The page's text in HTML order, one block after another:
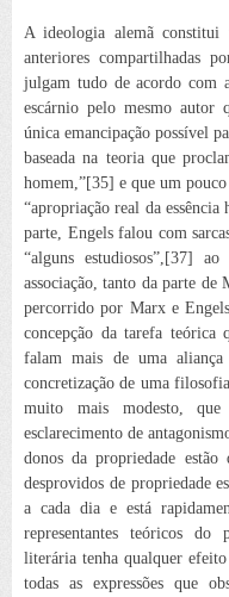
A ideologia alemãconstitui
anteriores compartilhadas
julgam tudo de acordo com
escárnio pelo mesmo
única emancipação possível
baseadana teoria que
homem,”[35] e que um
“apropriação real da essência
parte, Engels falou com
“alguns estudiosos”,[37]
associação, tanto da parte
percorrido por Marx e
concepção da tarefa teórica
falam mais de uma
concretização de uma
muito mais modesto,
esclarecimento de
donos da propriedade
desprovidos de propriedade
a cada dia e está
representantes teóricos do
literária tenha qualquer
todas as expressões que